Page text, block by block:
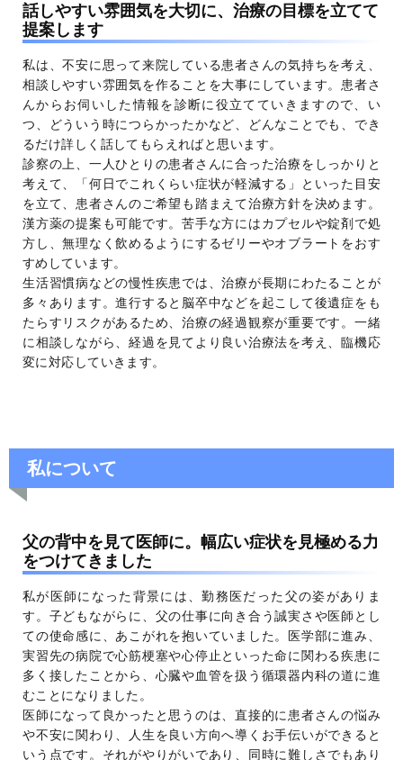
話しやすい雰囲気を大切に、治療の目標を立てて
提案します
私は、不安に思って来院している患者さんの気持ちを考え、
相談しやすい雰囲気を作ることを大事にしています。患者さ
んからお伺いした情報を診断に役立てていきますので、い
つ、どういう時につらかったかなど、どんなことでも、でき
るだけ詳しく話してもらえればと思います。
診察の上、一人ひとりの患者さんに合った治療をしっかりと
考えて、「何日でこれくらい症状が軽減する」といった目安
を立て、患者さんのご希望も踏まえて治療方針を決めます。
漢方薬の提案も可能です。苦手な方にはカプセルや錠剤で処
方し、無理なく飲めるようにするゼリーやオブラートをおす
すめしています。
生活習慣病などの慢性疾患では、治療が長期にわたることが
多々あります。進行すると脳卒中などを起こして後遺症をも
たらすリスクがあるため、治療の経過観察が重要です。一緒
に相談しながら、経過を見てより良い治療法を考え、臨機応
変に対応していきます。
私について
父の背中を見て医師に。幅広い症状を見極める力
をつけてきました
私が医師になった背景には、勤務医だった父の姿がありま
す。子どもながらに、父の仕事に向き合う誠実さや医師とし
ての使命感に、あこがれを抱いていました。医学部に進み、
実習先の病院で心筋梗塞や心停止といった命に関わる疾患に
多く接したことから、心臓や血管を扱う循環器内科の道に進
むことになりました。
医師になって良かったと思うのは、直接的に患者さんの悩み
や不安に関わり、人生を良い方向へ導くお手伝いができると
いう点です。それがやりがいであり、同時に難しさでもあり